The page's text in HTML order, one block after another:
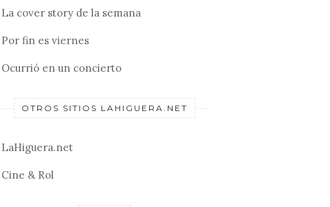
La cover story de la semana
Por fin es viernes
Ocurrió en un concierto
OTROS SITIOS LAHIGUERA.NET
LaHiguera.net
Cine & Rol